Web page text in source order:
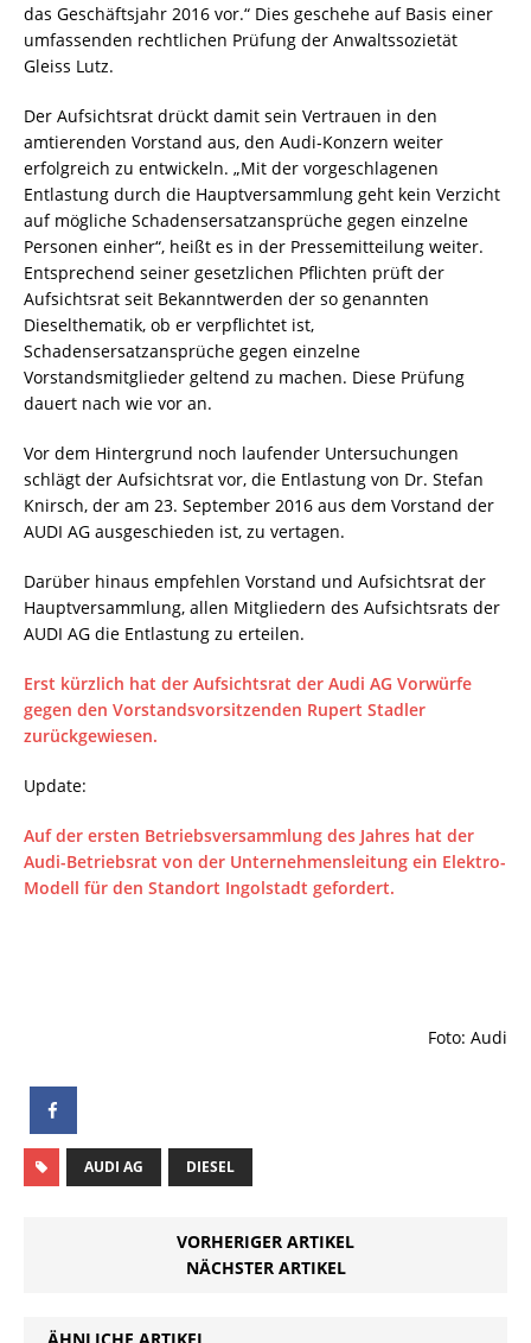
das Geschäftsjahr 2016 vor.“ Dies geschehe auf Basis einer
umfassenden rechtlichen Prüfung der Anwaltssozietät
Gleiss Lutz.
Der Aufsichtsrat drückt damit sein Vertrauen in den
amtierenden Vorstand aus, den Audi‑Konzern weiter
erfolgreich zu entwickeln. „Mit der vorgeschlagenen
Entlastung durch die Hauptversammlung geht kein Verzicht
auf mögliche Schadensersatzansprüche gegen einzelne
Personen einher“, heißt es in der Pressemitteilung weiter.
Entsprechend seiner gesetzlichen Pflichten prüft der
Aufsichtsrat seit Bekanntwerden der so genannten
Dieselthematik, ob er verpflichtet ist,
Schadensersatzansprüche gegen einzelne
Vorstandsmitglieder geltend zu machen. Diese Prüfung
dauert nach wie vor an.
Vor dem Hintergrund noch laufender Untersuchungen
schlägt der Aufsichtsrat vor, die Entlastung von Dr. Stefan
Knirsch, der am 23. September 2016 aus dem Vorstand der
AUDI AG ausgeschieden ist, zu vertagen.
Darüber hinaus empfehlen Vorstand und Aufsichtsrat der
Hauptversammlung, allen Mitgliedern des Aufsichtsrats der
AUDI AG die Entlastung zu erteilen.
Erst kürzlich hat der Aufsichtsrat der Audi AG Vorwürfe
gegen den Vorstandsvorsitzenden Rupert Stadler
zurückgewiesen.
Update:
Auf der ersten Betriebsversammlung des Jahres hat der
Audi-Betriebsrat von der Unternehmensleitung ein Elektro-
Modell für den Standort Ingolstadt gefordert.
Foto: Audi
AUDI AG DIESEL
VORHERIGER ARTIKEL
NÄCHSTER ARTIKEL